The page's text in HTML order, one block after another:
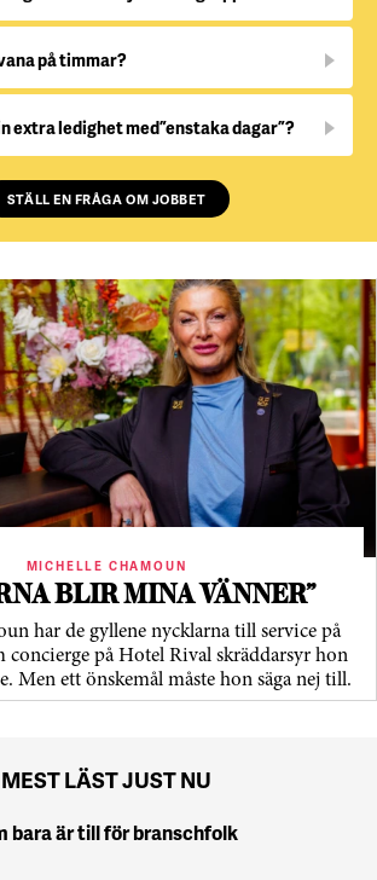
på timmar?
extra ledighet med ”enstaka dagar”?
STÄLL EN FRÅGA OM JOBBET
MICHELLE CHAMOUN
BLIR MINA VÄNNER”
har de gyllene nycklarna till service på
concierge på Hotel Rival skräddarsyr hon
Men ett önskemål måste hon säga nej till.
MEST LÄST JUST NU
bara är till för branschfolk